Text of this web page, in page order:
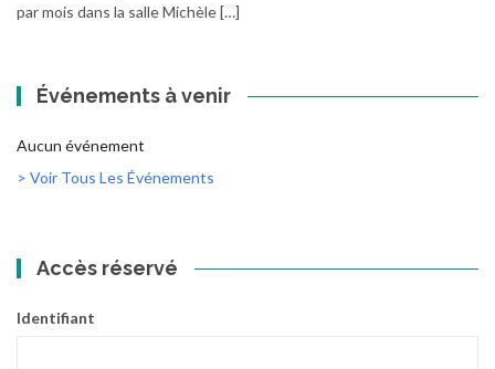
par mois dans la salle Michèle […]
Événements à venir
Aucun événement
> Voir Tous Les Événements
Accès réservé
Identifiant